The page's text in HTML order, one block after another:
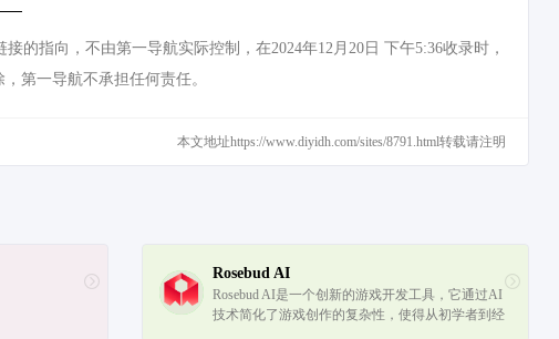
的指向，不由第一导航实际控制，在2024年12月20日 下午5:36收录时，
第一导航不承担任何责任。
本文地址https://www.diyidh.com/sites/8791.html转载请注明
Rosebud AI
Rosebud AI是一个创新的游戏开发工具，它通过AI
技术简化了游戏创作的复杂性，使得从初学者到经